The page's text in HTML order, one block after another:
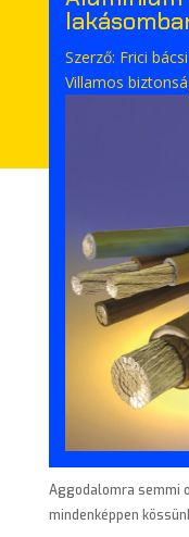
Szerző: Frici bácsi
Villamos
Aggodalomra semmi
mindenképpen